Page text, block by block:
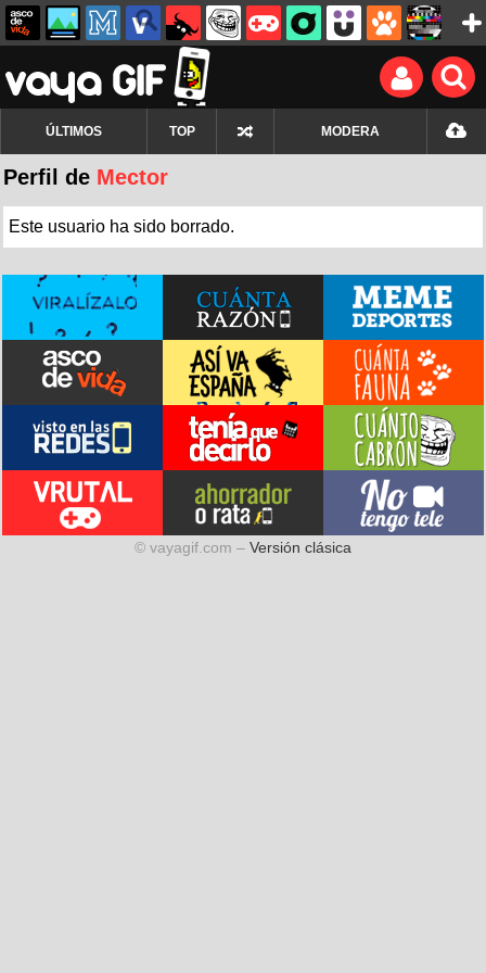
ÚLTIMOS TOP MODERA
Perfil de Mector
Este usuario ha sido borrado.
© vayagif.com – Versión clásica